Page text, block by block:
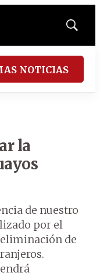
Mostrar
NOTICIAS
la
de nuestro
por el
de